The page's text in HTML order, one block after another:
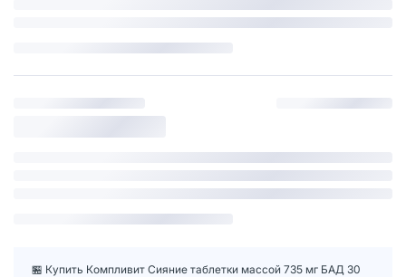
🏪 Купить Компливит Сияние таблетки массой 735 мг БАД 30